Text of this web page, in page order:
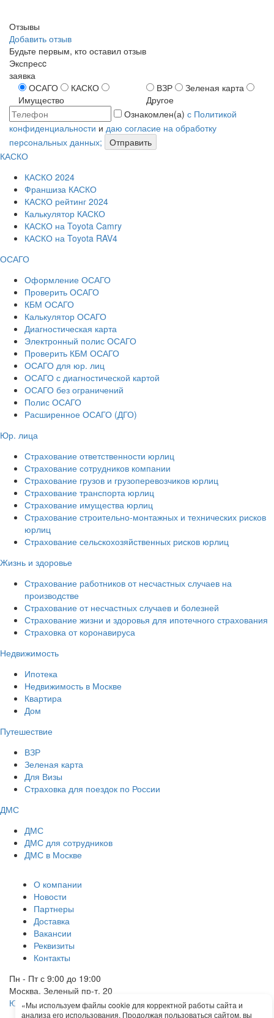
Отзывы
Добавить отзыв
Будьте первым, кто оставил отзыв
Экспресc
заявка
ОСАГО
КАСКО
Имущество
ВЗР
Зеленая карта
Другое
Ознакомлен(а) с Политикой
конфиденциальности и даю согласие на обработку
персональных данных;
Отправить
КАСКО
КАСКО 2024
Франшиза КАСКО
КАСКО рейтинг 2024
Калькулятор КАСКО
КАСКО на Toyota Camry
КАСКО на Toyota RAV4
ОСАГО
Оформление ОСАГО
Проверить ОСАГО
КБМ ОСАГО
Калькулятор ОСАГО
Диагностическая карта
Электронный полис ОСАГО
Проверить КБМ ОСАГО
ОСАГО для юр. лиц
ОСАГО с диагностической картой
ОСАГО без ограничений
Полис ОСАГО
Расширенное ОСАГО (ДГО)
Юр. лица
Страхование ответственности юрлиц
Страхование сотрудников компании
Страхование грузов и грузоперевозчиков юрлиц
Страхование транспорта юрлиц
Страхование имущества юрлиц
Страхование строительно-монтажных и технических рисков
юрлиц
Страхование сельскохозяйственных рисков юрлиц
Жизнь и здоровье
Страхование работников от несчастных случаев на
производстве
Страхование от несчастных случаев и болезней
Страхование жизни и здоровья для ипотечного страхования
Страховка от коронавируса
Недвижимость
Ипотека
Недвижимость в Москве
Квартира
Дом
Путешествие
ВЗР
Зеленая карта
Для Визы
Страховка для поездок по России
ДМС
ДМС
ДМС для сотрудников
ДМС в Москве
О компании
Новости
Партнеры
Доставка
Вакансии
Реквизиты
Контакты
Пн - Пт с 9:00 до 19:00
Москва, Зеленый пр-т, 20
Юридические документы
+7 925 359-11-55
Обратный звонок
«Мы используем файлы cookie для корректной работы сайта и
анализа его использования. Продолжая пользоваться сайтом, вы